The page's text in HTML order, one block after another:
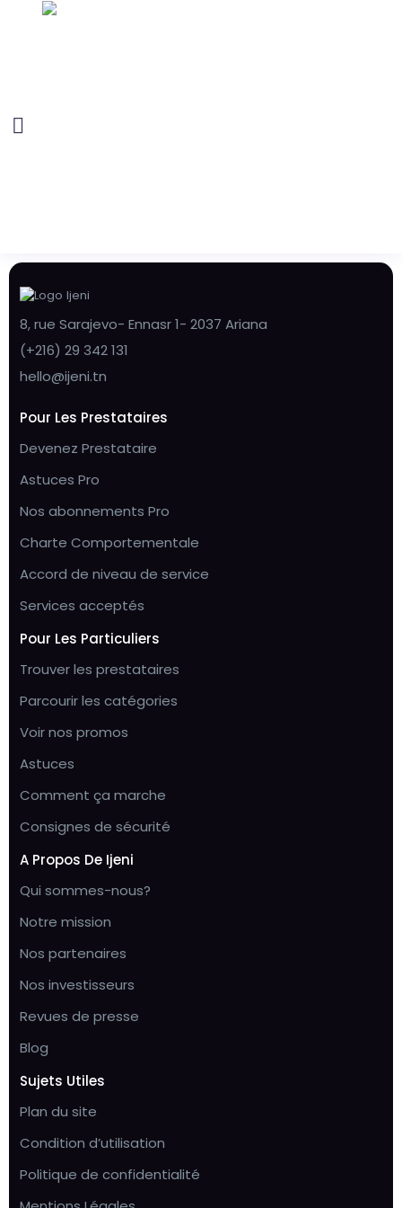
8, rue Sarajevo- Ennasr 1- 2037 Ariana
(+216) 29 342 131
hello@ijeni.tn
Pour Les Prestataires
Devenez Prestataire
Astuces Pro
Nos abonnements Pro
Charte Comportementale
Accord de niveau de service
Services acceptés
Pour Les Particuliers
Trouver les prestataires
Parcourir les catégories
Voir nos promos
Astuces
Comment ça marche
Consignes de sécurité
A Propos De Ijeni
Qui sommes-nous?
Notre mission
Nos partenaires
Nos investisseurs
Revues de presse
Blog
Sujets Utiles
Plan du site
Condition d’utilisation
Politique de confidentialité